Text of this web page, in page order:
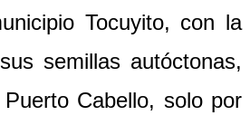
Tocuyito, con la
semillas autóctonas,
Cabello, solo por